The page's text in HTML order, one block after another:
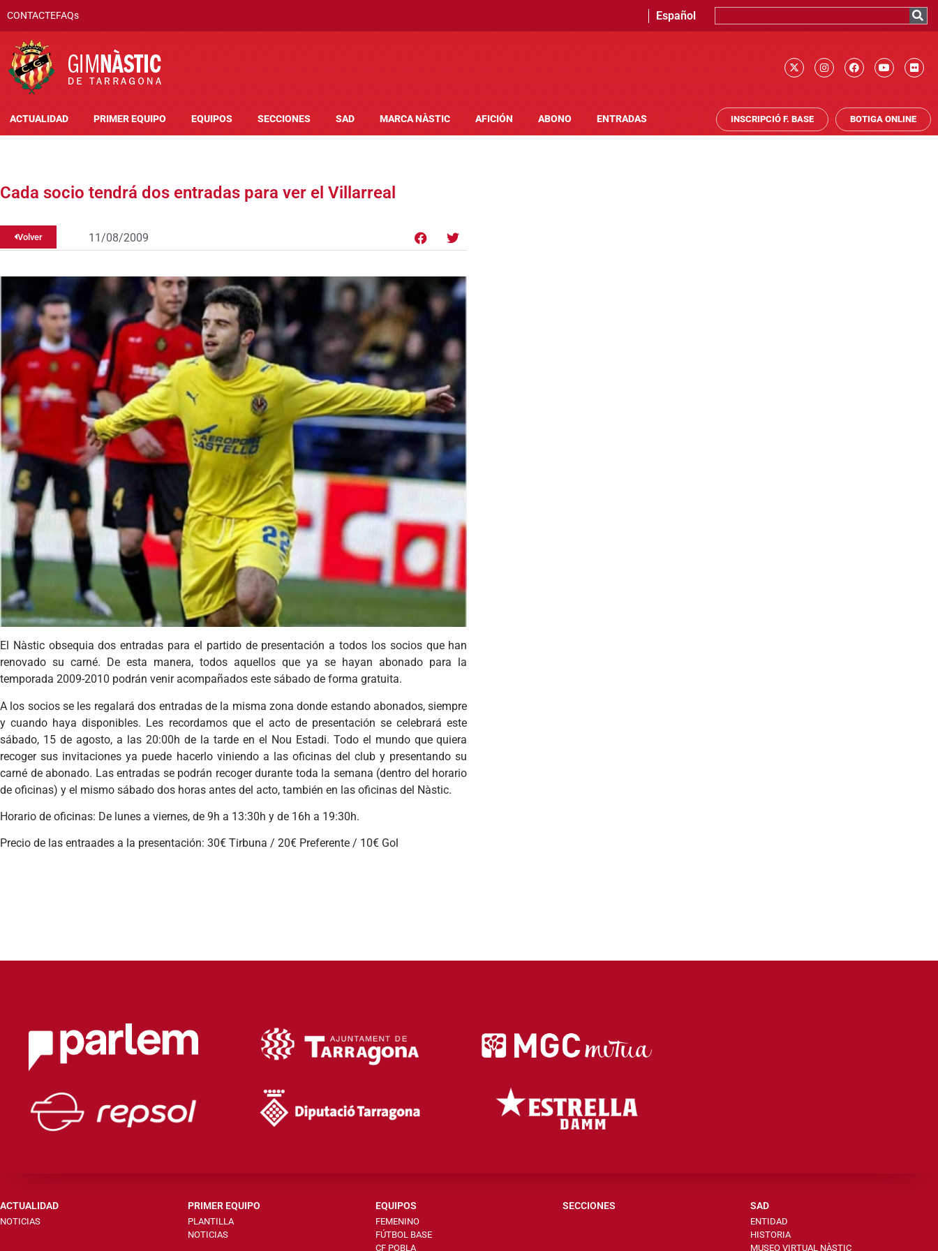
CONTACTEFAQs Español
ACTUALIDAD PRIMER EQUIPO EQUIPOS SECCIONES SAD MARCA NÀSTIC AFICIÓN ABONO ENTRADAS INSCRIPCIÓ F. BASE BOTIGA ONLINE
Cada socio tendrá dos entradas para ver el Villarreal
Volver 11/08/2009
El Nàstic obsequia dos entradas para el partido de presentación a todos los socios que han
renovado su carné. De esta manera, todos aquellos que ya se hayan abonado para la
temporada 2009-2010 podrán venir acompañados este sábado de forma gratuita.
A los socios se les regalará dos entradas de la misma zona donde estando abonados, siempre
y cuando haya disponibles. Les recordamos que el acto de presentación se celebrará este
sábado, 15 de agosto, a las 20:00h de la tarde en el Nou Estadi. Todo el mundo que quiera
recoger sus invitaciones ya puede hacerlo viniendo a las oficinas del club y presentando su
carné de abonado. Las entradas se podrán recoger durante toda la semana (dentro del horario
de oficinas) y el mismo sábado dos horas antes del acto, también en las oficinas del Nàstic.
Horario de oficinas: De lunes a viernes, de 9h a 13:30h y de 16h a 19:30h.
Precio de las entraades a la presentación: 30€ Tirbuna / 20€ Preferente / 10€ Gol
ACTUALIDAD
NOTICIAS
PRIMER EQUIPO
PLANTILLA
NOTICIAS
EQUIPOS
FEMENINO
FÚTBOL BASE
CF POBLA
SECCIONES SAD
ENTIDAD
HISTORIA
MUSEO VIRTUAL NÀSTIC